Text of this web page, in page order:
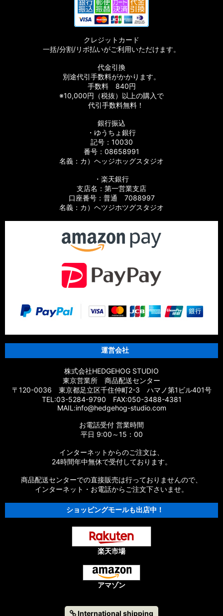
クレジットカード
一括/分割/リボ払いがご利用いただけます。
代金引換
別途代引手数料がかかります。
手数料 840円
※10,000円（税抜）以上の購入で
代引手数料無料！
銀行振込
・ゆうちょ銀行
記号：10030
番号：08658991
名義：カ）ヘッジホッグスタジオ
・楽天銀行
支店名：第一営業支店
口座番号：普通 7088997
名義：カ）ヘツジホツグスタジオ
運営会社
株式会社HEDGEHOG STUDIO
東京営業所 商品配送センター
〒120-0036 東京都足立区千住仲町2-3 ハマノ第1ビル401号
TEL:03-5284-9790 FAX:050-3488-4381
MAIL:info@hedgehog-studio.com
お電話受付 営業時間
平日 9:00～15：00
インターネットからのご注文は、
24時間年中無休で受付しております。
商品配送センターでの直接販売は行っておりませんので、
インターネット・お電話からご注文下さいませ。
ショッピングモールも出店中！
楽天市場
アマゾン
International shipping